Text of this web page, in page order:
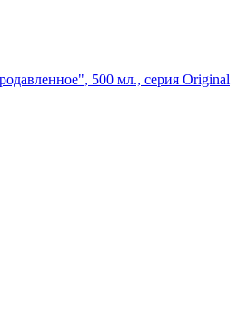
500 мл., серия Original